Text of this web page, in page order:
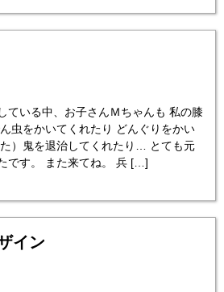
ている中、お子さんＭちゃんも 私の膝
虫をかいてくれたり どんぐりをかい
）鬼を退治してくれたり… とても元
です。 また来てね。 兵 […]
イン